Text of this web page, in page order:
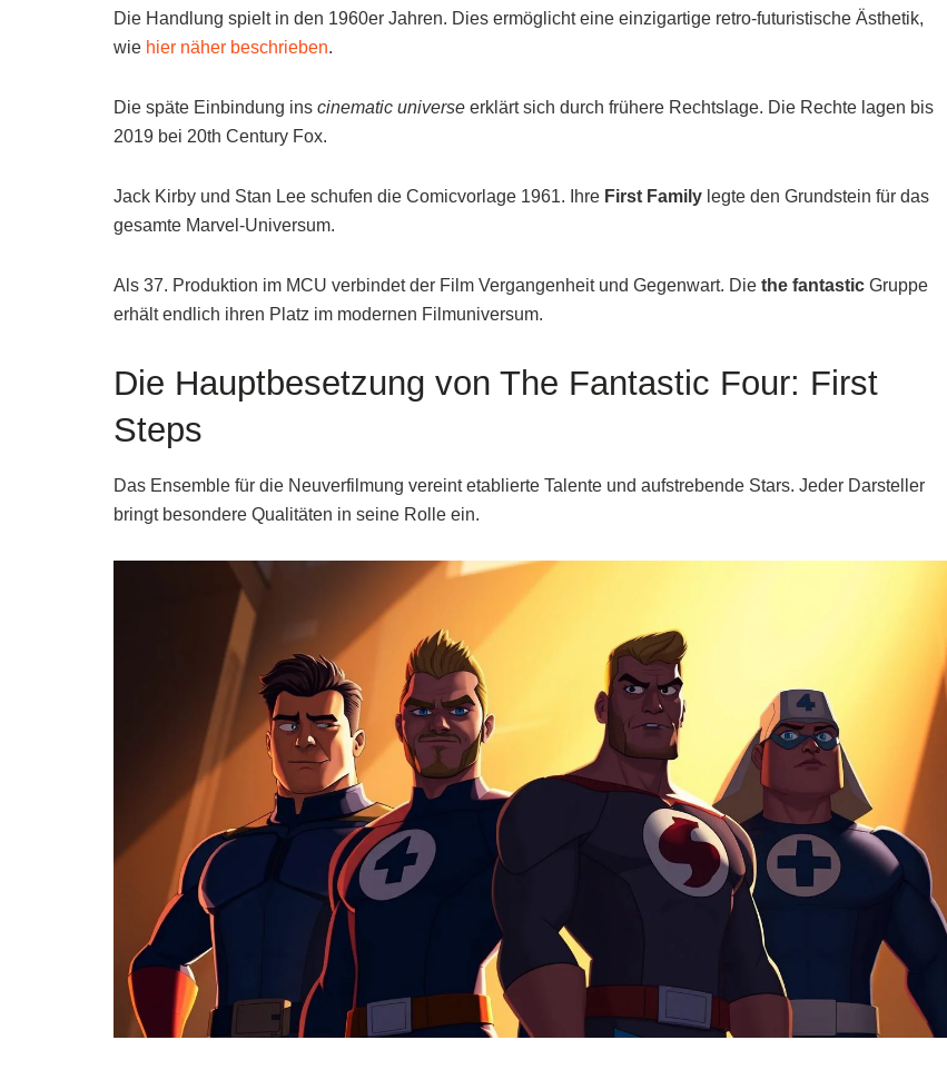
Die Handlung spielt in den 1960er Jahren. Dies ermöglicht eine einzigartige retro-futuristische Ästhetik,
wie hier näher beschrieben.
Die späte Einbindung ins cinematic universe erklärt sich durch frühere Rechtslage. Die Rechte lagen bis
2019 bei 20th Century Fox.
Jack Kirby und Stan Lee schufen die Comicvorlage 1961. Ihre First Family legte den Grundstein für das
gesamte Marvel-Universum.
Als 37. Produktion im MCU verbindet der Film Vergangenheit und Gegenwart. Die the fantastic Gruppe
erhält endlich ihren Platz im modernen Filmuniversum.
Die Hauptbesetzung von The Fantastic Four: First
Steps
Das Ensemble für die Neuverfilmung vereint etablierte Talente und aufstrebende Stars. Jeder Darsteller
bringt besondere Qualitäten in seine Rolle ein.